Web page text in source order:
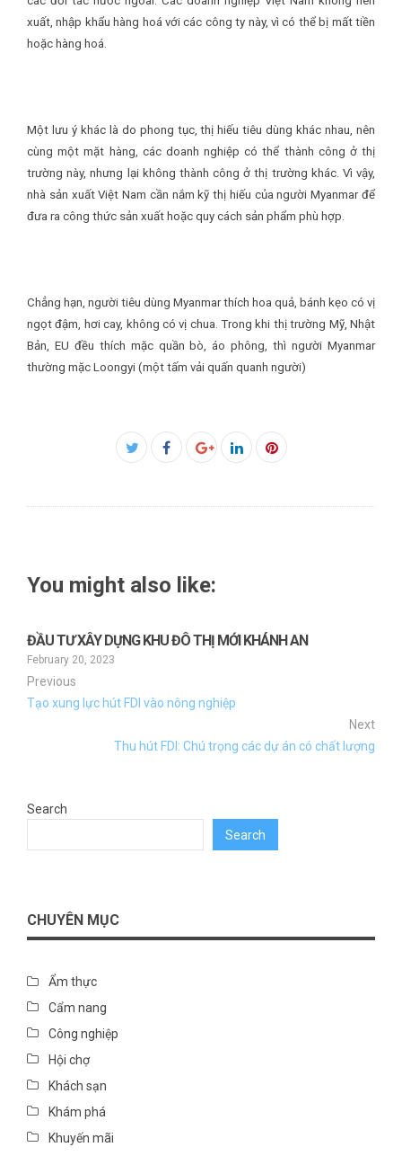
xuất, nhập khẩu hàng hoá với các công ty này, vì có thể bị mất tiền
hoặc hàng hoá.
Một lưu ý khác là do phong tục, thị hiếu tiêu dùng khác nhau, nên
cùng một mặt hàng, các doanh nghiệp có thể thành công ở thị
trường này, nhưng lại không thành công ở thị trường khác. Vì vậy,
nhà sản xuất Việt Nam cần nắm kỹ thị hiếu của người Myanmar để
đưa ra công thức sản xuất hoặc quy cách sản phẩm phù hợp.
Chẳng hạn, người tiêu dùng Myanmar thích hoa quả, bánh kẹo có vị
ngọt đậm, hơi cay, không có vị chua. Trong khi thị trường Mỹ, Nhật
Bản, EU đều thích mặc quần bò, áo phông, thì người Myanmar
thường mặc Loongyi (một tấm vải quấn quanh người)
Facebook
You might also like:
ĐẦU TƯ XÂY DỰNG KHU ĐÔ THỊ MỚI KHÁNH AN
February 20, 2023
Previous
Tạo xung lực hút FDI vào nông nghiệp
Next
Thu hút FDI: Chú trọng các dự án có chất lượng
Search
Search
CHUYÊN MỤC
Ẩm thực
Cẩm nang
Công nghiệp
Hội chợ
Khách sạn
Khám phá
Khuyến mãi